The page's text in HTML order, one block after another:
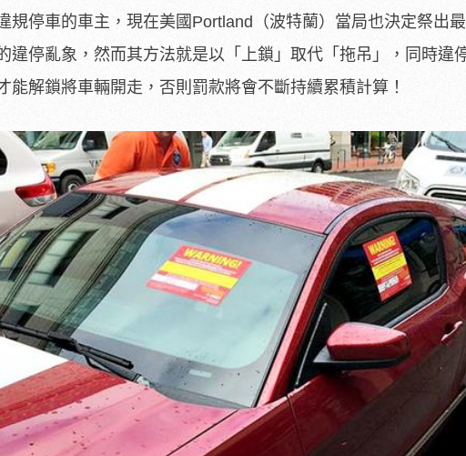
規停車的車主，現在美國Portland（波特蘭）當局也決定祭出
違停亂象，然而其方法就是以「上鎖」取代「拖吊」，同時違
能解鎖將車輛開走，否則罰款將會不斷持續累積計算！